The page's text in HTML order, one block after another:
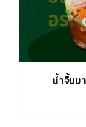
น้ำจิ้มบ